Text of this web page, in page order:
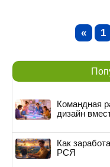
« 1
Командная
дизайн
Как
РСЯ